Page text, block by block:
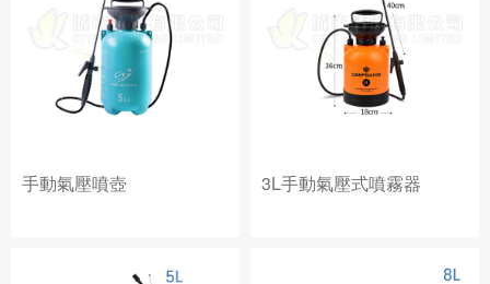
手動氣壓噴壺 3L手動氣壓式噴霧器